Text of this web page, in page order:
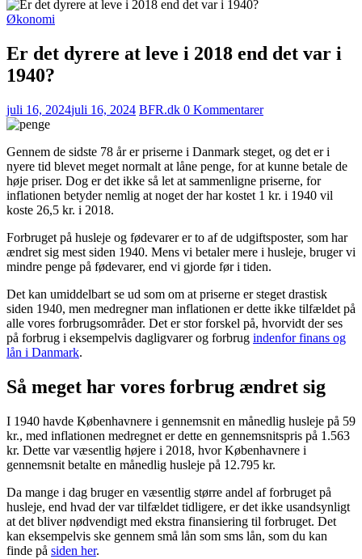
Økonomi
Er det dyrere at leve i 2018 end det var i
1940?
juli 16, 2024juli 16, 2024 BFR.dk 0 Kommentarer
Gennem de sidste 78 år er priserne i Danmark steget, og det er i
nyere tid blevet meget normalt at låne penge, for at kunne betale de
høje priser. Dog er det ikke så let at sammenligne priserne, for
inflationen betyder nemlig at noget der har kostet 1 kr. i 1940 vil
koste 26,5 kr. i 2018.
Forbruget på husleje og fødevarer er to af de udgiftsposter, som har
ændret sig mest siden 1940. Mens vi betaler mere i husleje, bruger vi
mindre penge på fødevarer, end vi gjorde før i tiden.
Det kan umiddelbart se ud som om at priserne er steget drastisk
siden 1940, men medregner man inflationen er dette ikke tilfældet på
alle vores forbrugsområder. Det er stor forskel på, hvorvidt der ses
på forbrug i eksempelvis dagligvarer og forbrug indenfor finans og
lån i Danmark.
Så meget har vores forbrug ændret sig
I 1940 havde Københavnere i gennemsnit en månedlig husleje på 59
kr., med inflationen medregnet er dette en gennemsnitspris på 1.563
kr. Dette var væsentlig højere i 2018, hvor Københavnere i
gennemsnit betalte en månedlig husleje på 12.795 kr.
Da mange i dag bruger en væsentlig større andel af forbruget på
husleje, end hvad der var tilfældet tidligere, er det ikke usandsynligt
at det bliver nødvendigt med ekstra finansiering til forbruget. Det
kan eksempelvis ske gennem små lån som sms lån, som du kan
finde på siden her.